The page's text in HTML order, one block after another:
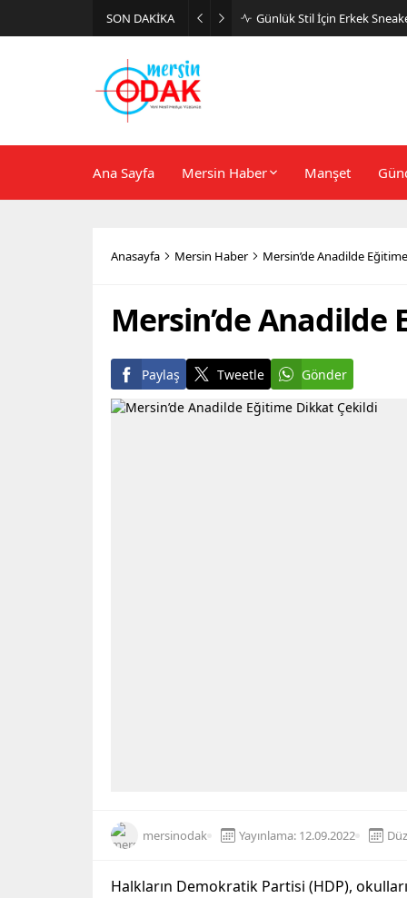
SON DAKİKA Günlük Stil İçin Erkek
Ana Sayfa Mersin Haber Manşet
Anasayfa Mersin Haber Mersin’de Anadilde
Mersin’de
Paylaş Tweetle Gönder
mersinodak Yayınlama: 12.09.2022
Halkların Demokratik Partisi (HDP),